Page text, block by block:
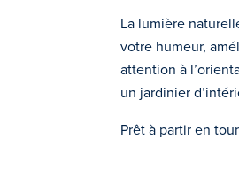
La lumière
votre humeur,
attention à
un jardinier
Prêt à partir en